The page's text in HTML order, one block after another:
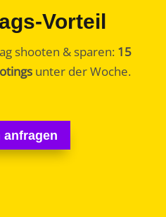
Vorteil
shooten & sparen: 15
unter der Woche.
anfragen